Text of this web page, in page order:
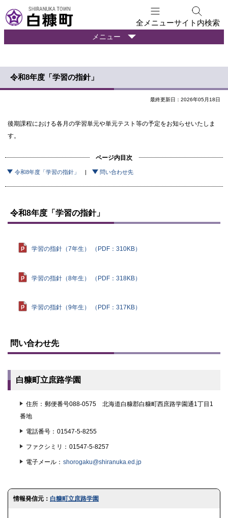
文
へ
ュ
へ
全メニューサイト内検索
暮
ら
の
情
報
メニュー
令和8年度「学習の指針」
最終更新日：2026年05月18日
後期課程における各月の学習単元や単元テスト等の予定をお知らせいたしま
す。
ページ内目次
令和8年度「学習の指針」 問い合わせ先
令和8年度「学習の指針」
学習の指針（7年生） （PDF：310KB）
学習の指針（8年生） （PDF：318KB）
学習の指針（9年生） （PDF：317KB）
ッ
戻
問い合わせ先
白糠町立庶路学園
住所
郵便番号088-0575 北海道白糠郡白糠町西庶路学園通1丁目1
番地
電話番号 01547-5-8255
ファクシミリ 01547-5-8257
電子メール shorogaku@shiranuka.ed.jp
ト
情報発信元： 白糠町立庶路学園